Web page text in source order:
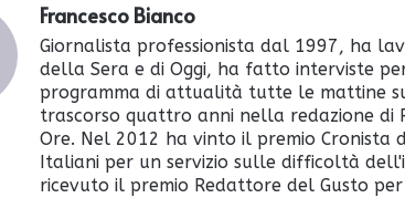
Francesco Bianco
Giornalista professionista dal 1997, ha
della Sera e di Oggi, ha fatto interviste
programma di attualità tutte le mattine
trascorso quattro anni nella redazione di
Ore. Nel 2012 ha vinto il premio Cronista
Italiani per un servizio sulle difficoltà
ricevuto il premio Redattore del Gusto